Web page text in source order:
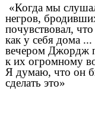
«Когда мы
негров,
почувствовал,
как у себя дома
вечером Джордж
к их огромному
Я думаю, что он
сделать это»